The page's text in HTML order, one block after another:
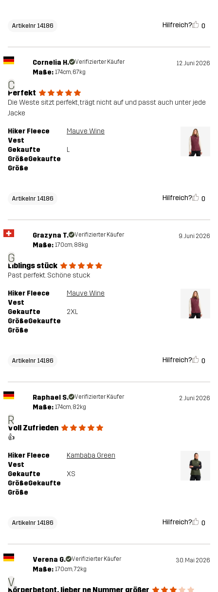
Artikelnr 14186 Hilfreich? 0
C
Cornelia H. Verifizierter Käufer 12. Juni 2026
Maße: 174cm, 67kg
Perfekt
Die Weste sitzt perfekt, trägt nicht auf und passt auch unter jede
Jacke
Hiker Fleece
Vest
Mauve Wine
Gekaufte
GrößeGekaufte
Größe
L
Artikelnr 14186 Hilfreich? 0
G
Grazyna T. Verifizierter Käufer 9. Juni 2026
Maße: 170cm, 88kg
Liblings stück
Past perfekt. Schöne stuck
Hiker Fleece
Vest
Mauve Wine
Gekaufte
GrößeGekaufte
Größe
2XL
Artikelnr 14186 Hilfreich? 0
R
Raphael S. Verifizierter Käufer 2. Juni 2026
Maße: 174cm, 82kg
Voll Zufrieden
👍
Hiker Fleece
Vest
Kambaba Green
Gekaufte
GrößeGekaufte
Größe
XS
Artikelnr 14186 Hilfreich? 0
V
Verena G. Verifizierter Käufer 30. Mai 2026
Maße: 170cm, 72kg
Körperbetont, lieber ne Nummer größer